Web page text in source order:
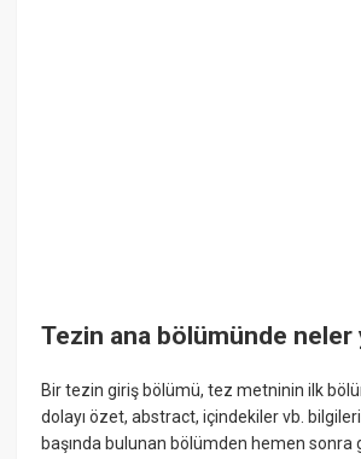
Tezin ana bölümünde neler
Bir tezin giriş bölümü, tez metninin ilk
dolayı özet, abstract, içindekiler vb.
başında bulunan bölümden hemen sonra